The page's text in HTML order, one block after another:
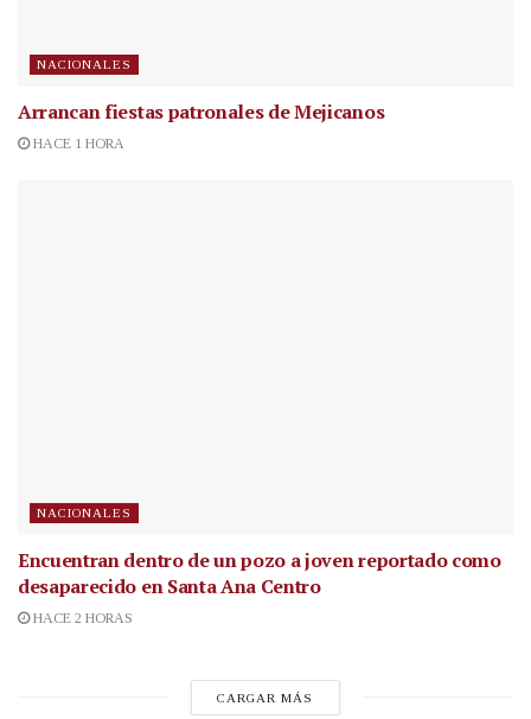
NACIONALES
Arrancan fiestas patronales de Mejicanos
HACE 1 HORA
NACIONALES
Encuentran dentro de un pozo a joven reportado como
desaparecido en Santa Ana Centro
HACE 2 HORAS
CARGAR MÁS